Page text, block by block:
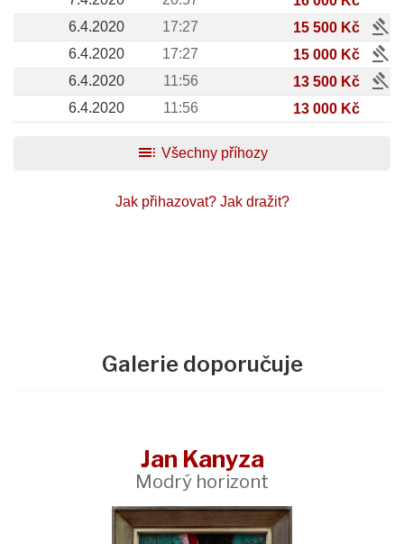
6.4.2020
17:27 15 500 Kč gavel
6.4.2020 17:27 15 000 Kč gavel
6.4.2020 11:56 13 500 Kč gavel
6.4.2020 11:56 13 000 Kč
toc Všechny příhozy
Jak přihazovat? Jak dražit?
Galerie doporučuje
Jan Kanyza
Modrý horizont